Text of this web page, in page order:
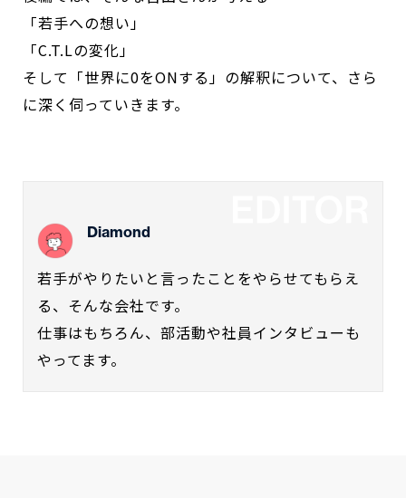
「若手への想い」
「C.T.Lの変化」
そして「世界に0をONする」の解釈について、さら
に深く伺っていきます。
Diamond
若手がやりたいと言ったことをやらせてもらえ
る、そんな会社です。
仕事はもちろん、部活動や社員インタビューも
やってます。